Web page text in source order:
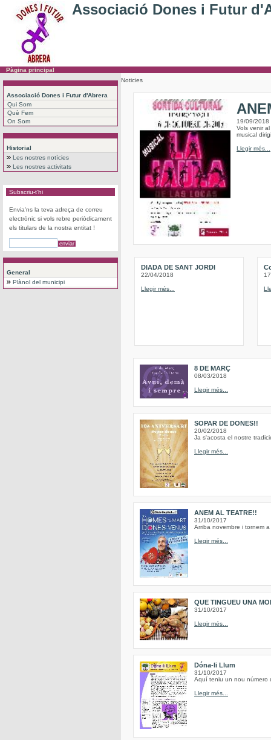
Associació Dones i Futur
Pàgina principal
Associació Dones i Futur d'Abrera
Qui Som
Què Fem
On Som
Historial
Les nostres notícies
Les nostres activitats
Subscriu-t'hi
Envia'ns la teva adreça de correu
electrònic si vols rebre periòdicament
els titulars de la nostra entitat !
General
Plànol del municipi
Noticies
19/09/2018
Vols venir
musical
Llegir més...
DIADA DE SANT JORDI
22/04/2018
Llegir més...
8 DE MARÇ
08/03/2018
Llegir més...
SOPAR DE DONES!!
20/02/2018
Ja s'acosta el nostre
Llegir més...
ANEM AL TEATRE!!
31/10/2017
Arriba novembre i tornem
Llegir més...
QUE TINGUEU UNA
31/10/2017
Llegir més...
Dóna-li Llum
31/10/2017
Aquí teniu un nou número
Llegir més...